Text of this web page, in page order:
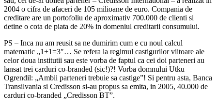
2004 o cifra de afaceri de 105 milioane de euro. Compania de
creditare are un portofoliu de aproximativ 700.000 de clienti si
detine o cota de piata de 20% in domeniul creditarii consumului.
PS – Inca nu am reusit sa ne dumirim cum e cu noul calcul
matematic „1+1=3″… Se refera la regimul castigurilor viitoare ale
celor doua institutii sau este vorba de faptul ca cei doi parteneri au
lansat trei carduri co-branded (sic!)?! Vorba domnului Utku
Ogrendil: „Ambii parteneri trebuie sa castige”! Si pentru asta, Banca
Transilvania si Credisson si-au propus sa emita, in 2005, 40.000 de
carduri co-branded „Credisson BT”.